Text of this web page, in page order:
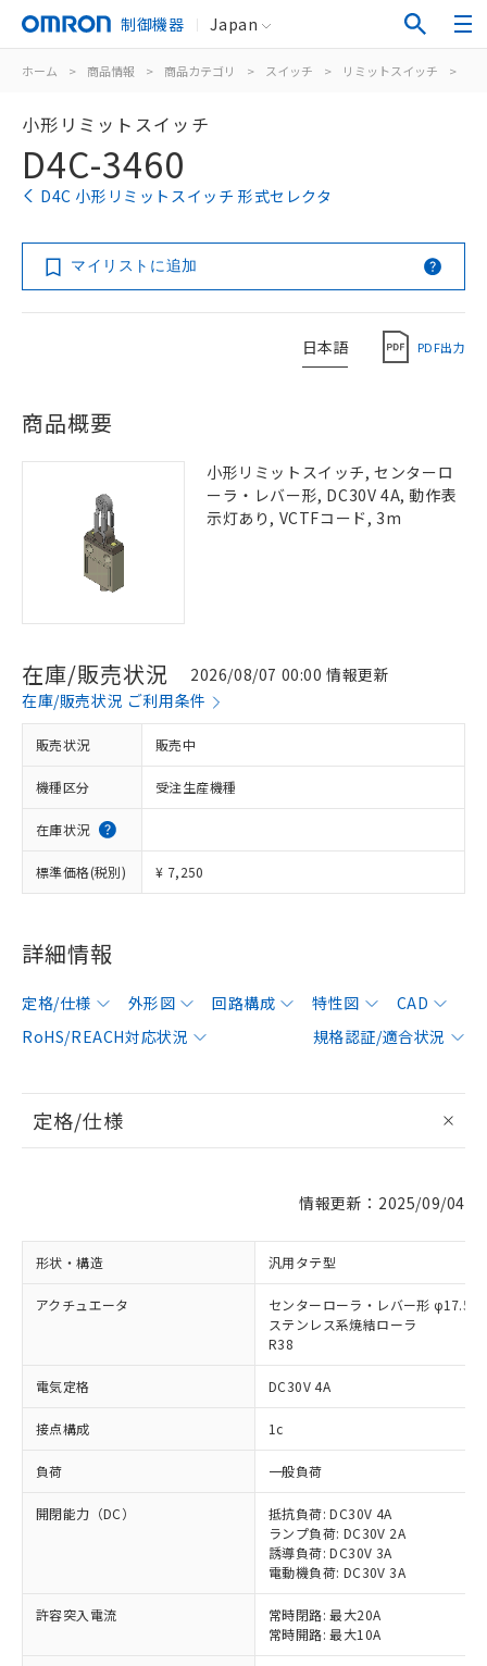
制御機器 Japan
ホーム > 商品情報 > 商品カテゴリ > スイッチ > リミットスイッチ >
小形リミットスイッチ
D4C-3460
D4C 小形リミットスイッチ 形式セレクタ
マイリストに追加
日本語 PDF出力
商品概要
小形リミットスイッチ, センターロ
ーラ・レバー形, DC30V 4A, 動作表
示灯あり, VCTFコード, 3m
在庫/販売状況
2026/08/07 00:00 情報更新
在庫/販売状況 ご利用条件
販売状況 販売中
機種区分 受注生産機種
在庫状況
標準価格(税別) ¥ 7,250
詳細情報
定格/仕様 外形図 回路構成 特性図
CAD
RoHS/REACH対応状況
規格認証/適合状況
定格/仕様
情報更新：2025/09/04
形状・構造 汎用タテ型
アクチュエータ
センターローラ・レバー形
ステンレス系焼結ローラ
R38
電気定格 DC30V 4A
接点構成 1c
負荷 一般負荷
開閉能力（DC）
抵抗負荷: DC30V 4A
ランプ負荷: DC30V 2A
誘導負荷: DC30V 3A
電動機負荷: DC30V 3A
許容突入電流
常時閉路: 最大20A
常時開路: 最大10A